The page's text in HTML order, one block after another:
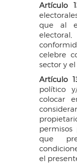
Artículo
que al
celebre
sector y
Artículo
político
colocar
que
el